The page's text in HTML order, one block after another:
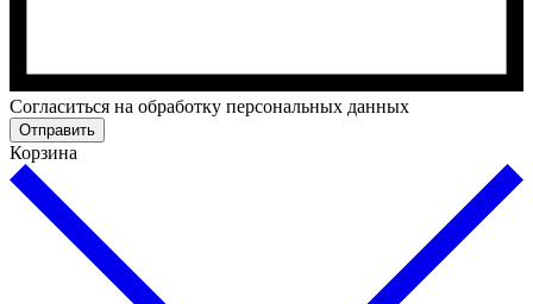
Cогласиться на обработку персональных данных
Отправить
Корзина